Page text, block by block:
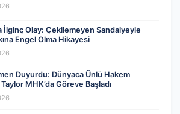
İlginç Olay: Çekilemeyen Sandalyeyle
Engel Olma Hikayesi
Duyurdu: Dünyaca Ünlü Hakem
MHK’da Göreve Başladı